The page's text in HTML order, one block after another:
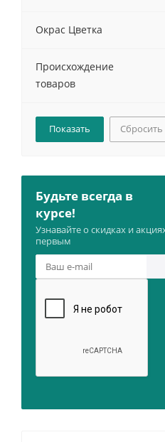
Окрас Цветка
Происхождение
товаров
Сбросить
Будьте всегда в
курсе!
Узнавайте о скидках и
первым